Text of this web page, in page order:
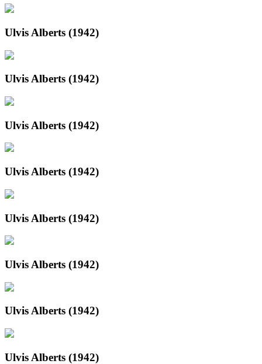
Ulvis Alberts (1942)
Ulvis Alberts (1942)
Ulvis Alberts (1942)
Ulvis Alberts (1942)
Ulvis Alberts (1942)
Ulvis Alberts (1942)
Ulvis Alberts (1942)
Ulvis Alberts (1942)